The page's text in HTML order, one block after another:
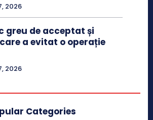
2026
greu de acceptat și
a evitat o operație
2026
Categories